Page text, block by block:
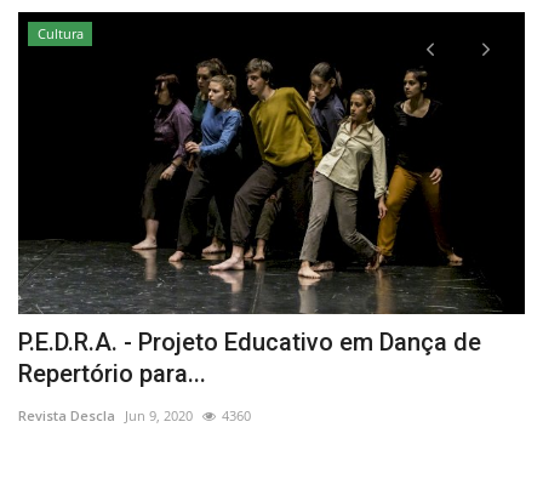
Cultura
P.E.D.R.A. - Projeto Educativo em Dança de
Repertório para...
Revista Descla Jun 9, 2020 4360